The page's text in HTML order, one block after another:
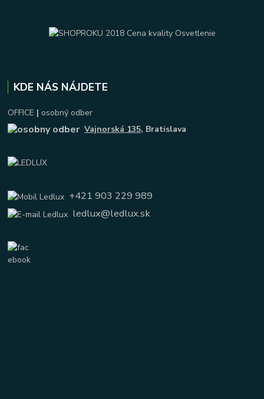
KDE NÁS NÁJDETE
OFFICE | osobný odber
Vajnorská 135, Bratislava
+421 903 229 989
ledlux@ledlux.sk